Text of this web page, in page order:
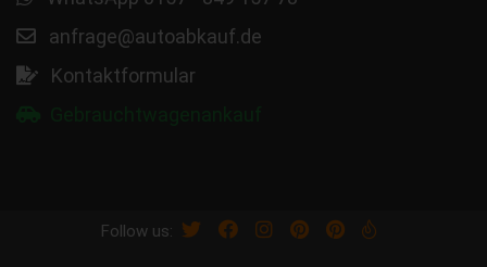
anfrage@autoabkauf.de
Kontaktformular
Follow us: